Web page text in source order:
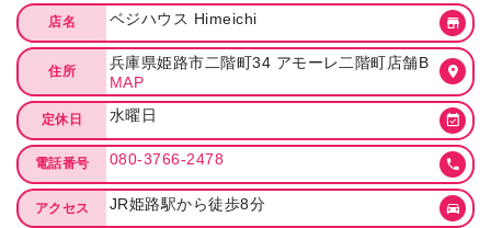
店名 ベジハウス Himeichi
住所
兵庫県姫路市二階町34 アモーレ二階町店舗B
MAP
定休日 水曜日
電話番号 080-3766-2478
アクセス JR姫路駅から徒歩8分